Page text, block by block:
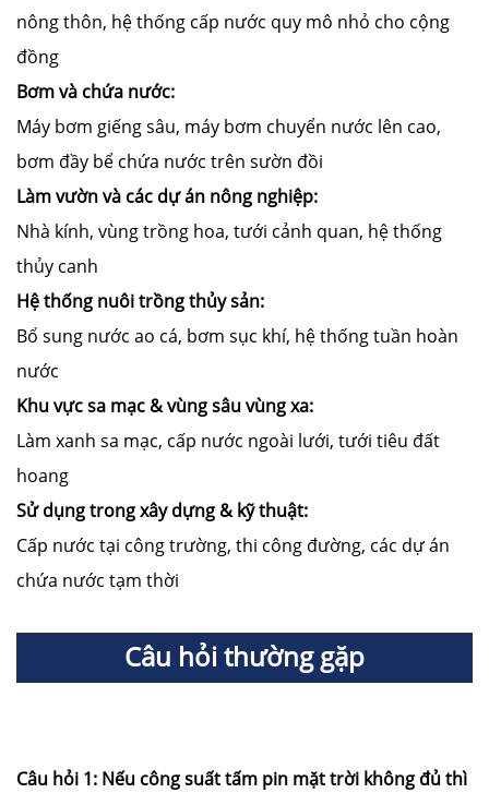
nông thôn, hệ thống cấp nước quy mô nhỏ cho cộng
đồng
Bơm và chứa nước:
Máy bơm giếng sâu, máy bơm chuyển nước lên cao,
bơm đầy bể chứa nước trên sườn đồi
Làm vườn và các dự án nông nghiệp:
Nhà kính, vùng trồng hoa, tưới cảnh quan, hệ thống
thủy canh
Hệ thống nuôi trồng thủy sản:
Bổ sung nước ao cá, bơm sục khí, hệ thống tuần hoàn
nước
Khu vực sa mạc & vùng sâu vùng xa:
Làm xanh sa mạc, cấp nước ngoài lưới, tưới tiêu đất
hoang
Sử dụng trong xây dựng & kỹ thuật:
Cấp nước tại công trường, thi công đường, các dự án
chứa nước tạm thời
Câu hỏi thường gặp
Câu hỏi 1: Nếu công suất tấm pin mặt trời không đủ thì